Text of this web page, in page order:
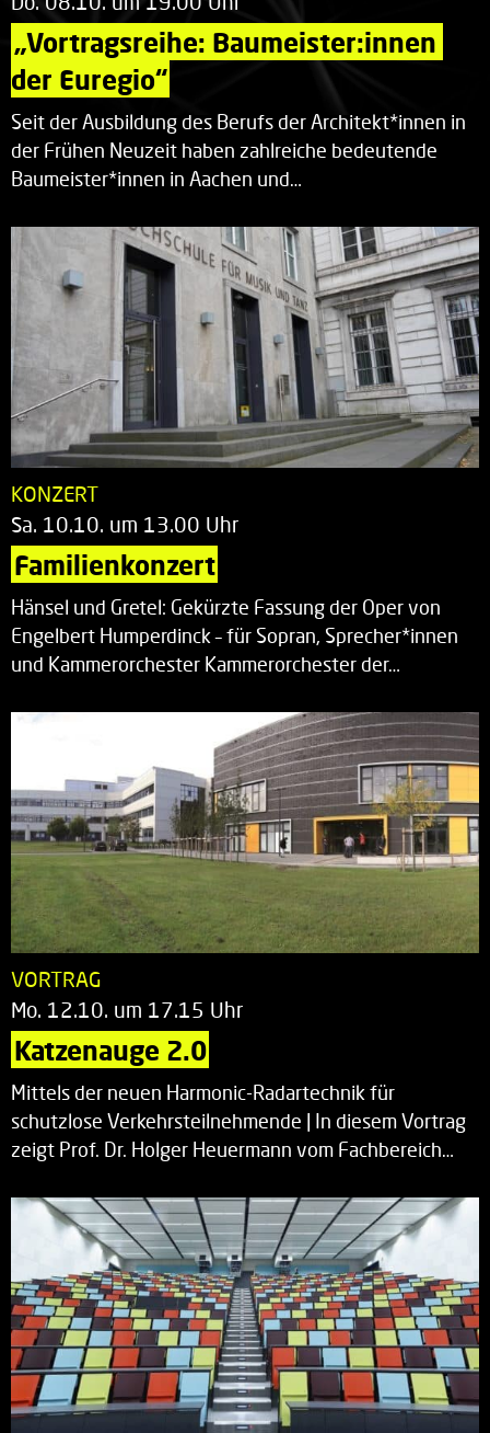
„Vortragsreihe: Baumeister:innen
der Euregio“
Seit der Ausbildung des Berufs der Architekt*innen in
der Frühen Neuzeit haben zahlreiche bedeutende
Baumeister*innen in Aachen und…
KONZERT
Sa. 10.10. um 13.00 Uhr
Familienkonzert
Hänsel und Gretel: Gekürzte Fassung der Oper von
Engelbert Humperdinck – für Sopran, Sprecher*innen
und Kammerorchester Kammerorchester der…
VORTRAG
Mo. 12.10. um 17.15 Uhr
Katzenauge 2.0
Mittels der neuen Harmonic-Radartechnik für
schutzlose Verkehrsteilnehmende | In diesem Vortrag
zeigt Prof. Dr. Holger Heuermann vom Fachbereich…